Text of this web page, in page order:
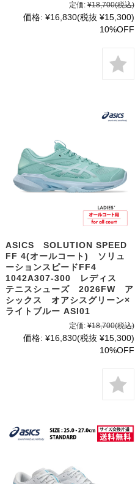
定価: ¥18,700(税込)
価格: ¥16,830(税抜 ¥15,300)
10%OFF
ASICS SOLUTION SPEED
FF 4(オールコート) ソリュ
ーションスピードFF4
1042A307-300 レディス
テニスシューズ 2026FW ア
シックス オアシスグリーン×
ライトブルー ASI01
定価: ¥18,700(税込)
価格: ¥16,830(税抜 ¥15,300)
10%OFF